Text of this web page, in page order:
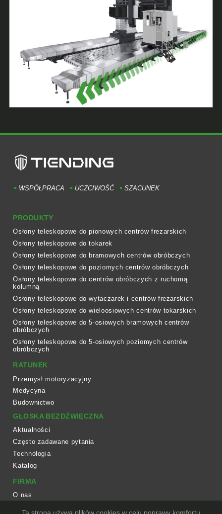
WSPÓŁPRACA UCZCIWOŚĆ SZACUNEK
PRODUKTY
Osłony teleskopowe do pionowych centrów frezarskich
Osłony teleskopowe do tokarek
Osłony teleskopowe do bramowych centrów obróbczych
Osłony teleskopowe do poziomych centrów obróbczych
Osłony teleskopowe do centrów obróbczych z ruchomą
kolumną
Osłony teleskopowe do wytaczarek i centrów frezarskich
Osłony teleskopowe do wieloosiowych centrów tokarskich
Osłony teleskopowe do 5-osiowych bramowych centrów
obróbczych
Osłony teleskopowe do 5-osiowych poziomych centrów
obróbczych
RATUNEK
Przemysł motoryzacyjny
Medycyna
Budownictwo
GŁOSKA BEZDŹWIĘCZNA
Aktualności
Często zadawane pytania
Technologia
Katalog
FIRMA
O nas